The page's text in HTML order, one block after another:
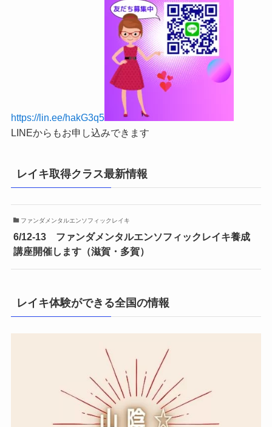
https://lin.ee/hakG3q5
LINEからもお申し込みできます
レイキ取得クラス最新情報
ファンダメンタルエンソフィックレイキ
6/12-13 ファンダメンタルエンソフィックレイキ養成
講座開催します（滋賀・多賀）
レイキ体験ができる全国の情報